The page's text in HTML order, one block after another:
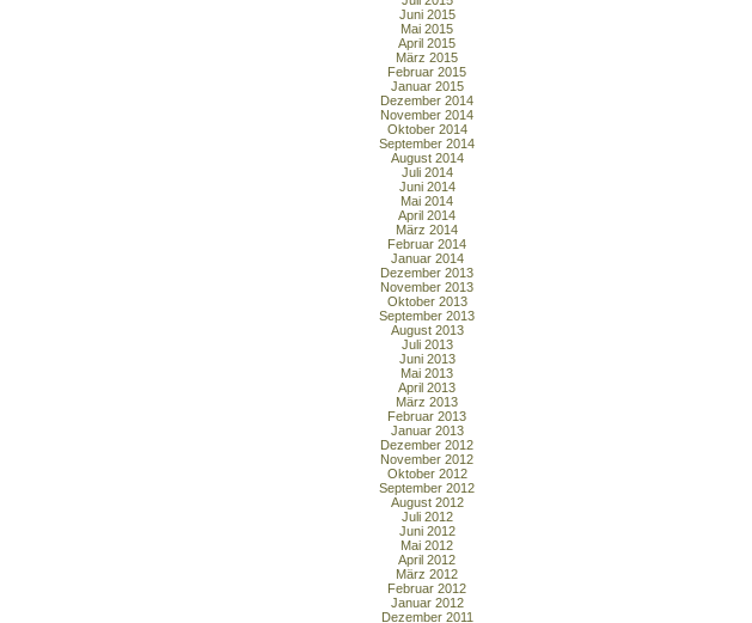
Juni 2015
Mai 2015
April 2015
März 2015
Februar 2015
Januar 2015
Dezember 2014
November 2014
Oktober 2014
September 2014
August 2014
Juli 2014
Juni 2014
Mai 2014
April 2014
März 2014
Februar 2014
Januar 2014
Dezember 2013
November 2013
Oktober 2013
September 2013
August 2013
Juli 2013
Juni 2013
Mai 2013
April 2013
März 2013
Februar 2013
Januar 2013
Dezember 2012
November 2012
Oktober 2012
September 2012
August 2012
Juli 2012
Juni 2012
Mai 2012
April 2012
März 2012
Februar 2012
Januar 2012
Dezember 2011